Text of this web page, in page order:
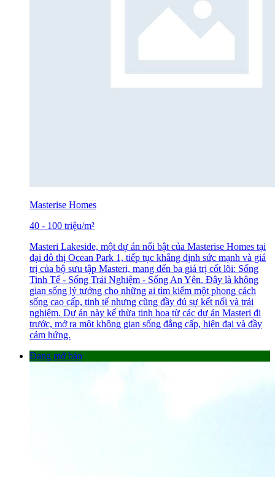
Masterise Homes
40 - 100 triệu/m²
Masteri Lakeside, một dự án nổi bật của Masterise Homes tại
đại đô thị Ocean Park 1, tiếp tục khẳng định sức mạnh và giá
trị của bộ sưu tập Masteri, mang đến ba giá trị cốt lõi: Sống
Tinh Tế - Sống Trải Nghiệm - Sống An Yên. Đây là không
gian sống lý tưởng cho những ai tìm kiếm một phong cách
sống cao cấp, tinh tế nhưng cũng đầy đủ sự kết nối và trải
nghiệm. Dự án này kế thừa tinh hoa từ các dự án Masteri đi
trước, mở ra một không gian sống đẳng cấp, hiện đại và đầy
cảm hứng.
Đang mở bán